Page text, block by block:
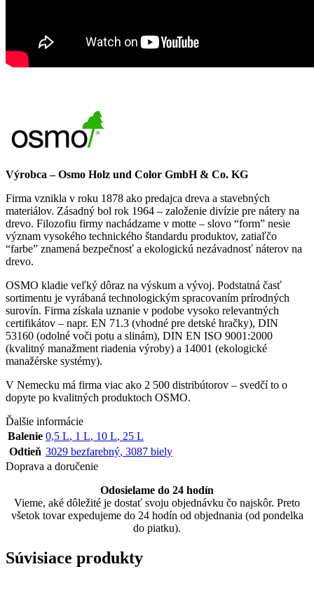
Výrobca – Osmo Holz und Color GmbH & Co. KG
Firma vznikla v roku 1878 ako predajca dreva a stavebných
materiálov. Zásadný bol rok 1964 – založenie divízie pre nátery na
drevo. Filozofiu firmy nachádzame v motte – slovo “form” nesie
význam vysokého technického štandardu produktov, zatiaľčo
“farbe” znamená bezpečnosť a ekologickú nezávadnosť náterov na
drevo.
OSMO kladie veľký dôraz na výskum a vývoj. Podstatná časť
sortimentu je vyrábaná technologickým spracovaním prírodných
surovín. Firma získala uznanie v podobe vysoko relevantných
certifikátov – napr. EN 71.3 (vhodné pre detské hračky), DIN
53160 (odolné voči potu a slinám), DIN EN ISO 9001:2000
(kvalitný manažment riadenia výroby) a 14001 (ekologické
manažérske systémy).
V Nemecku má firma viac ako 2 500 distribútorov – svedčí to o
dopyte po kvalitných produktoch OSMO.
Ďalšie informácie
Balenie 0,5 L, 1 L, 10 L, 25 L
Odtieň 3029 bezfarebný, 3087 biely
Doprava a doručenie
Odosielame do 24 hodín
Vieme, aké dôležité je dostať svoju objednávku čo najskôr. Preto
všetok tovar expedujeme do 24 hodín od objednania (od pondelka
do piatku).
Súvisiace produkty